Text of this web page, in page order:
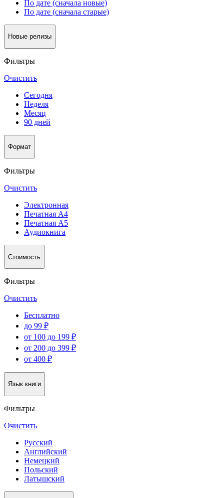
По дате (сначала новые)
По дате (сначала старые)
Новые релизы
Фильтры
Очистить
Сегодня
Неделя
Месяц
90 дней
Формат
Фильтры
Очистить
Электронная
Печатная А4
Печатная А5
Аудиокнига
Стоимость
Фильтры
Очистить
Бесплатно
до 99 ₽
от 100 до 199 ₽
от 200 до 399 ₽
от 400 ₽
Язык книги
Фильтры
Очистить
Русский
Английский
Немецкий
Польский
Латышский